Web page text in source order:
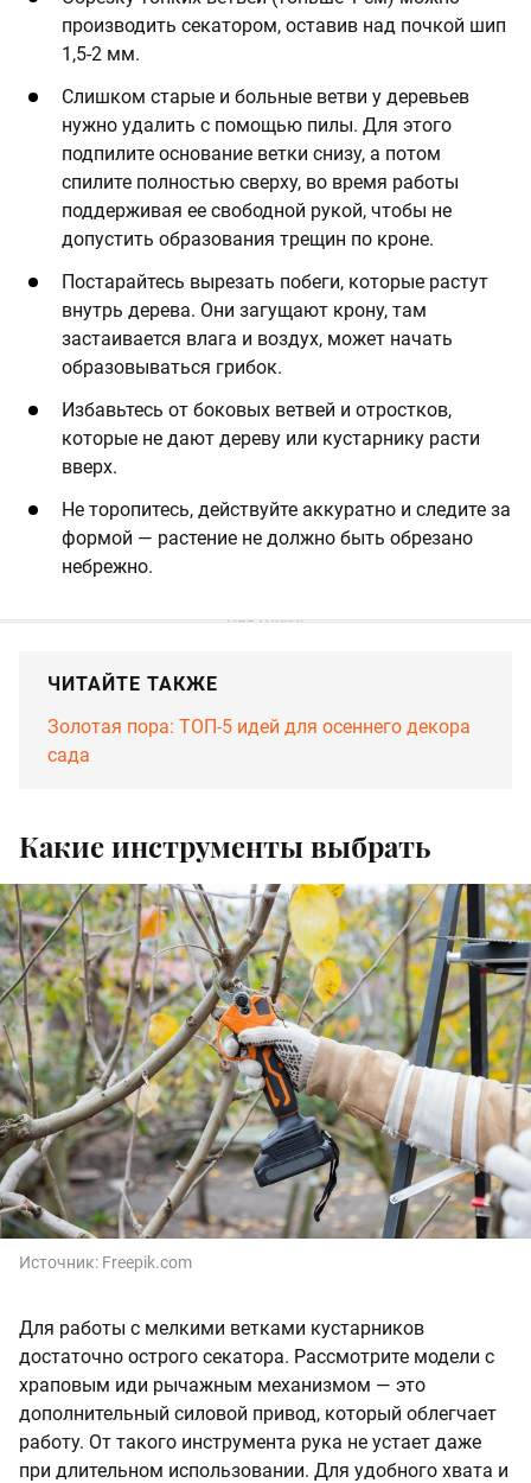
производить секатором, оставив над почкой шип
1,5-2 мм.
Слишком старые и больные ветви у деревьев
нужно удалить с помощью пилы. Для этого
подпилите основание ветки снизу, а потом
спилите полностью сверху, во время работы
поддерживая ее свободной рукой, чтобы не
допустить образования трещин по кроне.
Постарайтесь вырезать побеги, которые растут
внутрь дерева. Они загущают крону, там
застаивается влага и воздух, может начать
образовываться грибок.
Избавьтесь от боковых ветвей и отростков,
которые не дают дереву или кустарнику расти
вверх.
Не торопитесь, действуйте аккуратно и следите за
формой — растение не должно быть обрезано
небрежно.
ЧИТАЙТЕ ТАКЖЕ
Золотая пора: ТОП-5 идей для осеннего декора
сада
Какие инструменты выбрать
Источник: Freepik.com
Для работы с мелкими ветками кустарников
достаточно острого секатора. Рассмотрите модели с
храповым иди рычажным механизмом — это
дополнительный силовой привод, который облегчает
работу. От такого инструмента рука не устает даже
при длительном использовании. Для удобного хвата и